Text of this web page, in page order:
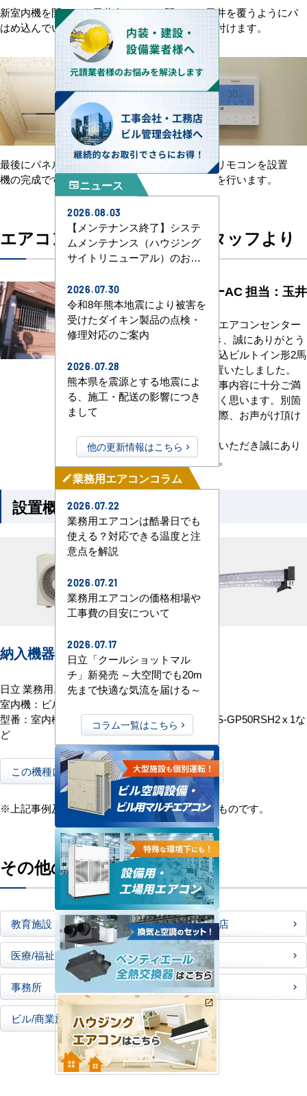
新室内機を開口した天井内に
はめ込んでいきます。
開口した天井を覆うようにパ
ネルを取り付けます。
最後にパネルを閉じて、室内
機の完成です。
ワイヤードリモコンを設置
し、試運転を行います。
エアコンセンターAC担当スタッフより
エアコンセンターAC 担当：玉井
数ある業者の中からエアコンセンター
ACをお選びいただき、誠にありがとう
ございます。天井埋込ビルトイン形2馬
力シングル1式を設置いたしました。
弊社のサービス・工事内容に十分ご満
足頂けたと伺い嬉しく思います。別箇
所のエアコン交換の際、お声がけ頂け
今回は取材にご協力いただき誠にあり
がとうございました。
設置概要
納入機器
日立 業務用エアコン 省エネの達人 R32
室内機：ビルトイン 2馬力 シングル 1式
型番：室内機：RCB-GP50K4 x 1 室外機：RAS-GP50RSH2 x 1な
ど
この機種に関する商品紹介ページはこちら
※上記事例及びご採用機種は2022年12月現在のものです。
その他の工事実績を見てみる
教育施設 店舗／飲食店
医療/福祉施設 その他
事務所 工場
ビル/商業施設
newspaperニュース
2026.08.03
【メンテナンス終了】システ
ムメンテナンス（ハウジング
サイトリニューアル）のお知
2026.07.30
令和8年熊本地震により被害を
受けたダイキン製品の点検・
修理対応のご案内
2026.07.28
熊本県を震源とする地震によ
る、施工・配送の影響につき
まして
他の更新情報はこちら
mode_edit業務用エアコンコラム
2026.07.22
業務用エアコンは酷暑日でも
使える？対応できる温度と注
意点を解説
2026.07.21
業務用エアコンの価格相場や
工事費の目安について
2026.07.17
日立「クールショットマル
チ」新発売 ～大空間でも20m
先まで快適な気流を届ける～
コラム一覧はこちら